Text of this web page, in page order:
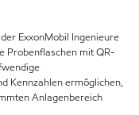
ExxonMobil Ingenieure
Probenflaschen mit QR-
Kennzahlen ermöglichen,
Anlagenbereich